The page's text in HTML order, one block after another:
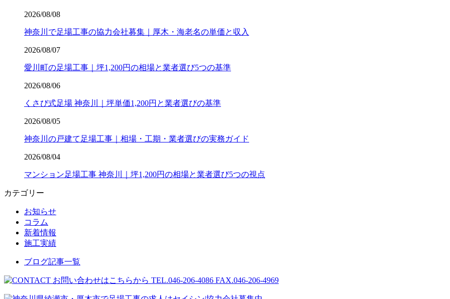
2026/08/08
神奈川で足場工事の協力会社募集｜厚木・海老名の単価と収入
2026/08/07
愛川町の足場工事｜坪1,200円の相場と業者選び5つの基準
2026/08/06
くさび式足場 神奈川｜坪単価1,200円と業者選びの基準
2026/08/05
神奈川の戸建て足場工事｜相場・工期・業者選びの実務ガイド
2026/08/04
マンション足場工事 神奈川｜坪1,200円の相場と業者選び5つの視点
カテゴリー
お知らせ
コラム
新着情報
施工実績
ブログ記事一覧